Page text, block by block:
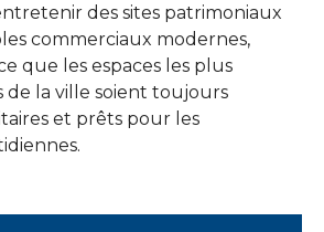
des sites patrimoniaux
commerciaux modernes,
que les espaces les plus
la ville soient toujours
et prêts pour les